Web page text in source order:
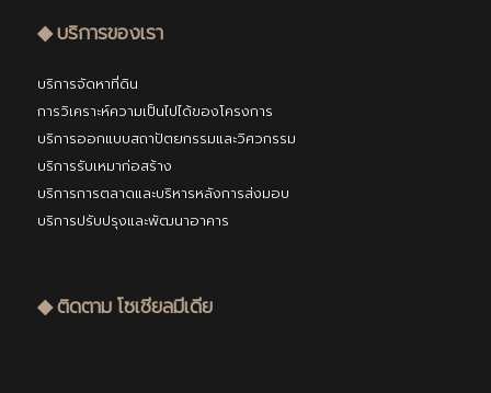
◆ บริการของเรา
บริการจัดหาที่ดิน
การวิเคราะห์ความเป็นไปได้ของโครงการ
บริการออกแบบสถาปัตยกรรมและวิศวกรรม
บริการรับเหมาก่อสร้าง
บริการการตลาดและบริหารหลังการส่งมอบ
บริการปรับปรุงและพัฒนาอาคาร
◆ ติดตาม โซเชียลมีเดีย